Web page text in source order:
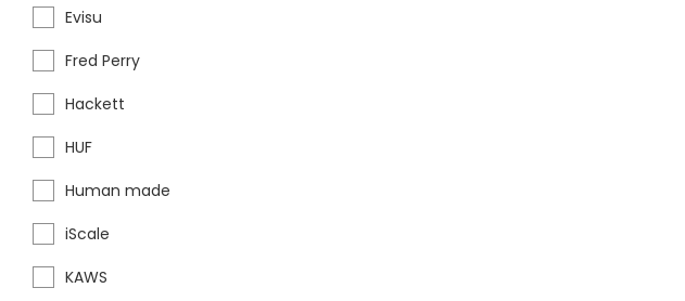
Evisu
Fred Perry
Hackett
HUF
Human made
iScale
KAWS